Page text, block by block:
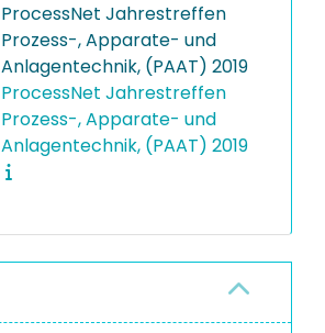
ProcessNet Jahrestreffen
Prozess-, Apparate- und
Anlagentechnik, (PAAT) 2019
ProcessNet Jahrestreffen
Prozess-, Apparate- und
Anlagentechnik, (PAAT) 2019